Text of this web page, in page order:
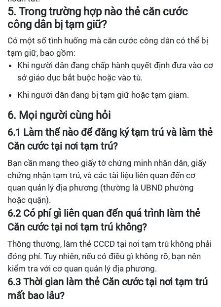
5. Trong trường hợp nào thẻ căn cước
công dân bị tạm giữ?
Có một số tình huống mà căn cước công dân có thể bị
tạm giữ, bao gồm:
Khi người dân đang chấp hành quyết định đưa vào cơ
sở giáo dục bắt buộc hoặc vào tù.
Khi người dân đang bị tạm giữ hoặc tạm giam.
6. Mọi người cùng hỏi
6.1 Làm thế nào để đăng ký tạm trú và làm thẻ
Căn cước tại nơi tạm trú?
Bạn cần mang theo giấy tờ chứng minh nhân dân, giấy
chứng nhận tạm trú, và các tài liệu liên quan đến cơ
quan quản lý địa phương (thường là UBND phường
hoặc quận).
6.2 Có phí gì liên quan đến quá trình làm thẻ
Căn cước tại nơi tạm trú không?
Thông thường, làm thẻ CCCD tại nơi tạm trú không phải
đóng phí. Tuy nhiên, nếu có điều gì không rõ, bạn nên
kiểm tra với cơ quan quản lý địa phương.
6.3 Thời gian làm thẻ Căn cước tại nơi tạm trú
mất bao lâu?